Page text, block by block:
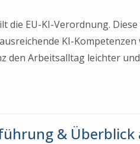
die EU-KI-Verordnung.
KI-
den Arbeitsalltag leichter
&